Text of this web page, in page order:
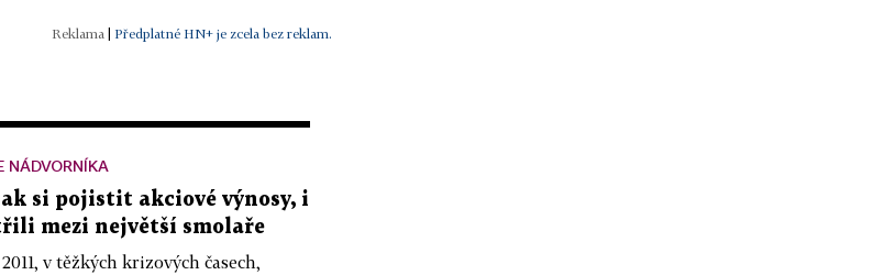
Předplatné HN+ je zcela bez reklam.
NÁDVORNÍKA
si pojistit akciové výnosy, i
mezi největší smolaře
v těžkých krizových časech,